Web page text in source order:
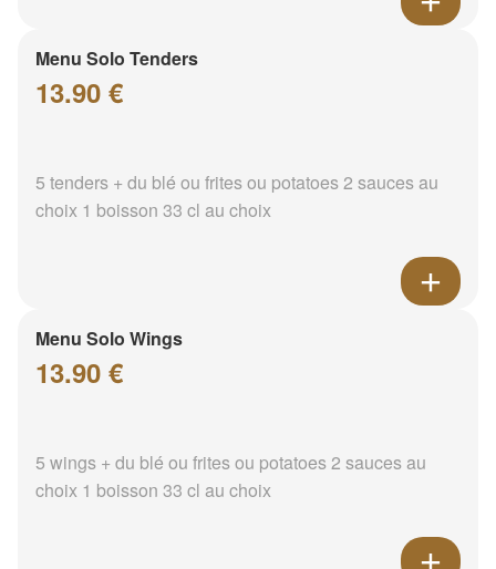
Menu Solo Tenders
13.90 €
5 tenders + du blé ou frites ou potatoes 2 sauces au
choix 1 boisson 33 cl au choix
Menu Solo Wings
13.90 €
5 wings + du blé ou frites ou potatoes 2 sauces au
choix 1 boisson 33 cl au choix